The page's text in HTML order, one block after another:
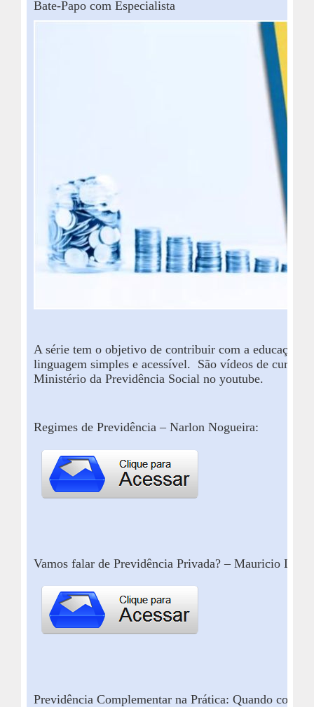
Bate-Papo com Especialista
A série tem o objetivo de contribuir com a educação
linguagem simples e acessível. São vídeos de curta
Ministérioda Previdência Social no youtube.
Regimes de Previdência – NarlonNogueira:
Vamos falar de Previdência Privada? – Mauricio
Previdência Complementar na Prática: Quando